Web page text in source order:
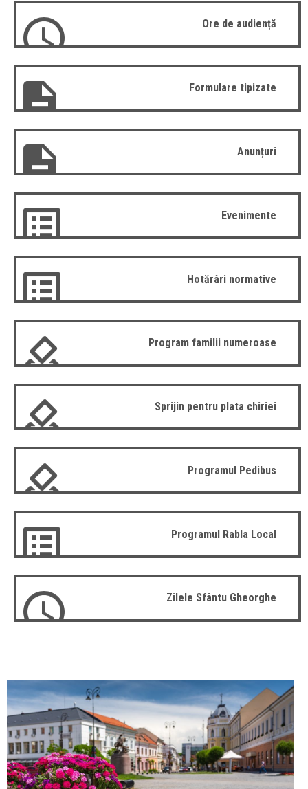
Ore de audiență
Formulare tipizate
Anunțuri
Evenimente
Hotărâri normative
Program familii numeroase
Sprijin pentru plata chiriei
Programul Pedibus
Programul Rabla Local
Zilele Sfântu Gheorghe